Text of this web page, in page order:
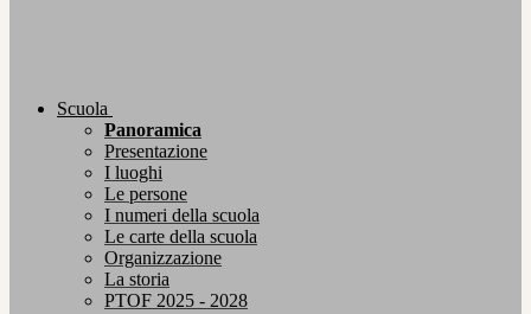
Scuola
Panoramica
Presentazione
I luoghi
Le persone
I numeri della scuola
Le carte della scuola
Organizzazione
La storia
PTOF 2025 - 2028